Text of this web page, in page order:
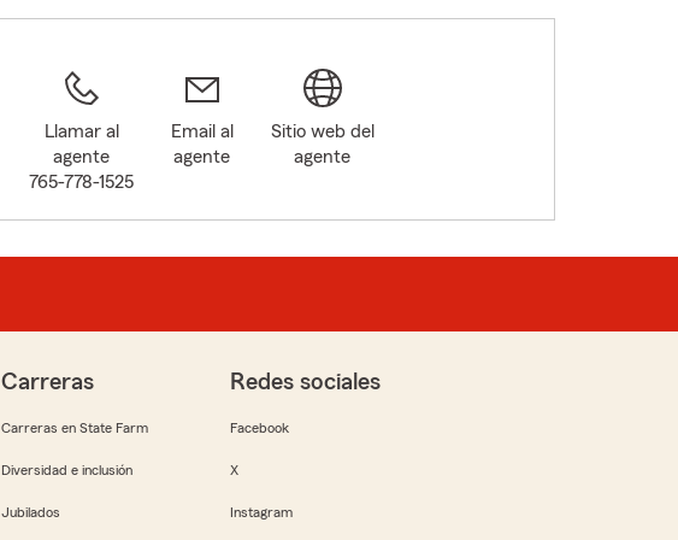
Llamar al
agente
765-778-1525
Email al
agente
Sitio web del
agente
Carreras
Carreras en State Farm
Diversidad e inclusión
Jubilados
Redes sociales
Facebook
X
Instagram